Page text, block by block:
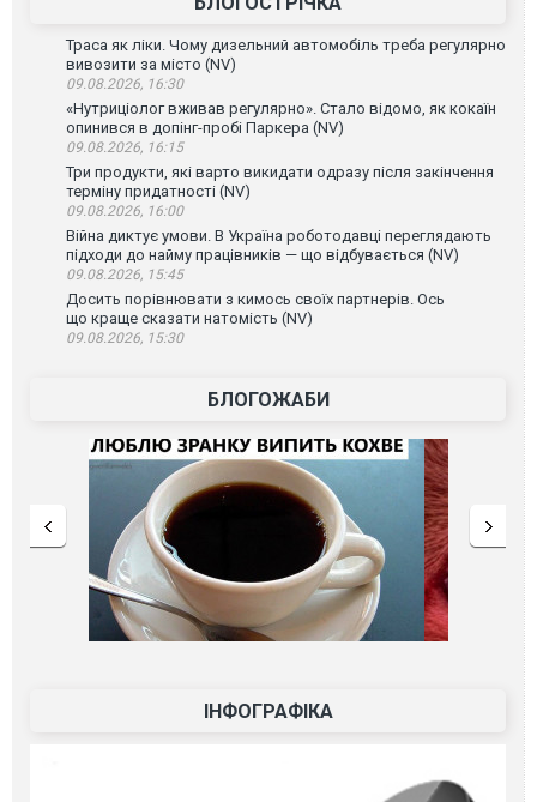
Траса як ліки. Чому дизельний автомобіль треба регулярно
вивозити за місто (NV)
09.08.2026, 16:30
«Нутриціолог вживав регулярно». Стало відомо, як кокаїн
опинився в допінг-пробі Паркера (NV)
09.08.2026, 16:15
Три продукти, які варто викидати одразу після закінчення
терміну придатності (NV)
09.08.2026, 16:00
Війна диктує умови. В Україна роботодавці переглядають
підходи до найму працівників — що відбувається (NV)
09.08.2026, 15:45
Досить порівнювати з кимось своїх партнерів. Ось
що краще сказати натомість (NV)
09.08.2026, 15:30
БЛОГОЖАБИ
ІНФОГРАФІКА